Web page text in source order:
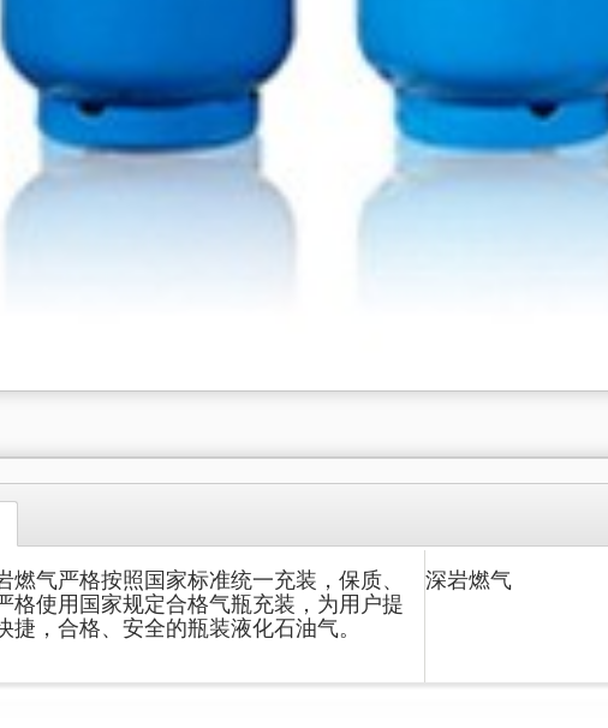
燃气严格按照国家标准统一充装，保质、
格使用国家规定合格气瓶充装，为用户提
捷，合格、安全的瓶装液化石油气。
深岩燃气